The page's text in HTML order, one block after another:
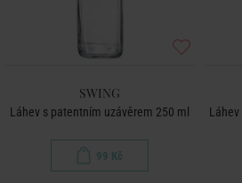
SWING
Láhev s patentním uzávěrem 250 ml
99 Kč